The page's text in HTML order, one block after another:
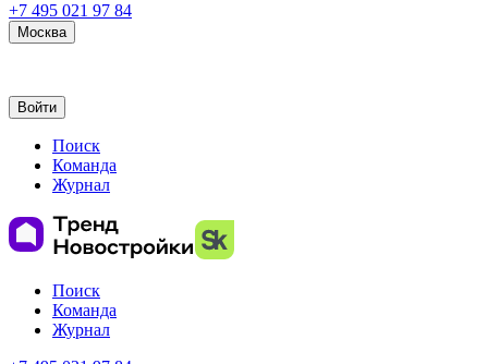
+7 495 021 97 84
Москва
Войти
Поиск
Команда
Журнал
Поиск
Команда
Журнал